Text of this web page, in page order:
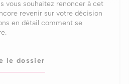
vous souhaitez renoncer à cet
revenir sur votre décision
en détail comment se
le dossier